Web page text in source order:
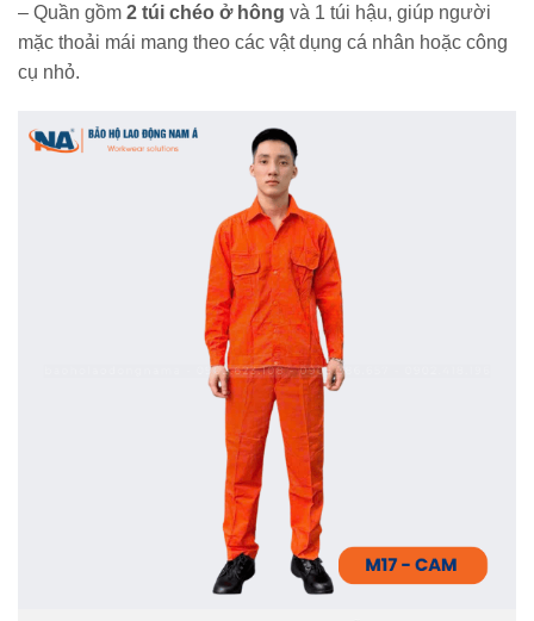
– Quần gồm 2 túi chéo ở hông và 1 túi hậu, giúp người
mặc thoải mái mang theo các vật dụng cá nhân hoặc công
cụ nhỏ.